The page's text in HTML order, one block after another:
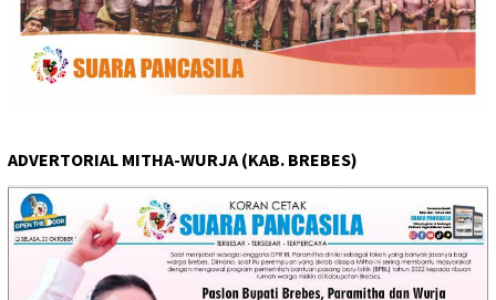
ADVERTORIAL MITHA-WURJA (KAB. BREBES)